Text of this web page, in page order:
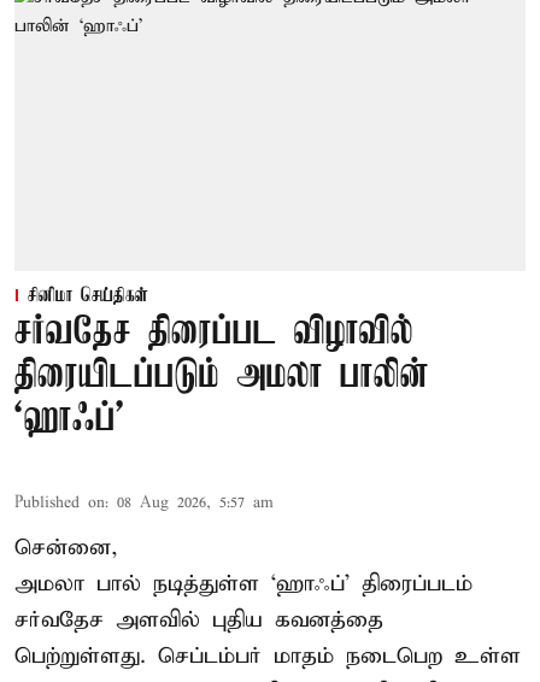
சினிமா செய்திகள்
சர்வதேச திரைப்பட விழாவில்
திரையிடப்படும் அமலா பாலின்
‘ஹாஃப்’
Published on: 08 Aug 2026, 5:57 am
சென்னை,
அமலா பால் நடித்துள்ள ‘ஹாஃப்’ திரைப்படம்
சர்வதேச அளவில் புதிய கவனத்தை
பெற்றுள்ளது. செப்டம்பர் மாதம் நடைபெற உள்ள